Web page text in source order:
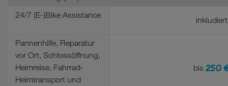
24/7 (E-)Bike Assistance
inkludiert
Pannenhilfe, Reparatur
vor Ort, Schlossöffnung,
Heimreise, Fahrrad-
Heimtransport und
bis 250